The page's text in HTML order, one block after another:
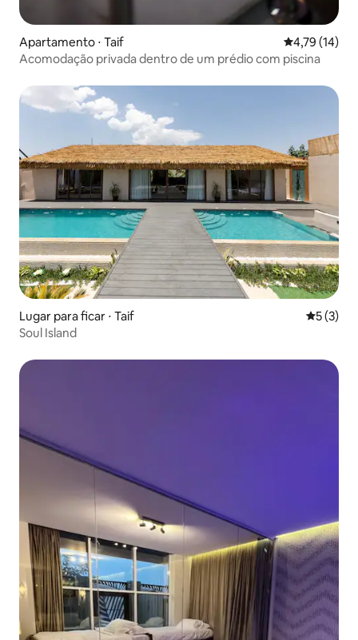
Apartamento ⋅ Taif 4,79 de uma
4,79 (14)
Acomodação privada dentro de um prédio com piscina
Lugar para ficar ⋅ Taif 5 de
5 (3)
Soul Island